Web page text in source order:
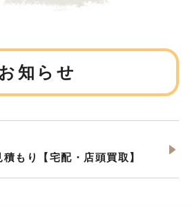
お知らせ
もり【宅配・店頭買取】